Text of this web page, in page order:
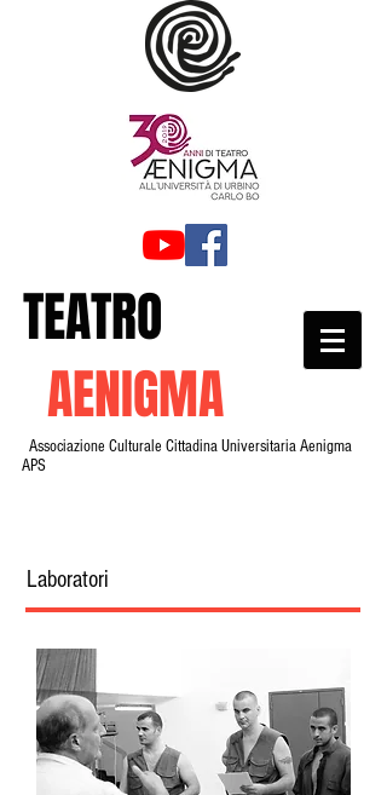
TEATRO
AENIGMA
Associazione Culturale Cittadina Universitaria Aenigma
APS
Laboratori